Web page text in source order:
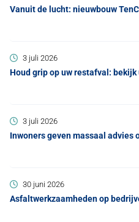
Vanuit de lucht: nieuwbouw
Houd grip op uw restafval:
3 juli 2026
Inwoners geven massaal advies
3 juli 2026
Asfaltwerkzaamheden op
30 juni 2026